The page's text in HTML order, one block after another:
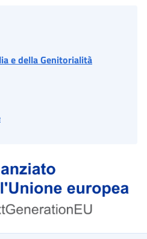
e della Genitorialità